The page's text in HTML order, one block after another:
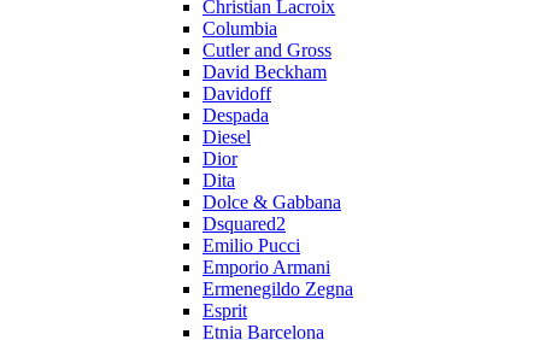
Christian Lacroix
Columbia
Cutler and Gross
David Beckham
Davidoff
Despada
Diesel
Dior
Dita
Dolce & Gabbana
Dsquared2
Emilio Pucci
Emporio Armani
Ermenegildo Zegna
Esprit
Etnia Barcelona